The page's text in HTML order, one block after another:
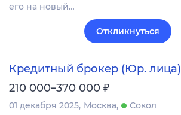
его на новый…
Откликнуться
Кредитный брокер (Юр. лица)
210 000–370 000 ₽
01 декабря 2025 Москва
Сокол